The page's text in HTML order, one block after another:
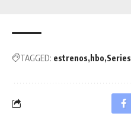
TAGGED: estrenos hbo Series